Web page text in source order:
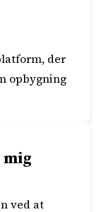
der
opbygning
ved at